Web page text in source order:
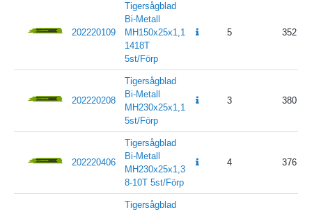
202220109
Tigersågblad
Bi-Metall
MH150x25x1,1
1418T
5st/Förp
5 352
202220208
Tigersågblad
Bi-Metall
MH230x25x1,1
5st/Förp
3 380
202220406
Tigersågblad
Bi-Metall
MH230x25x1,3
8-10T 5st/Förp
4 376
Tigersågblad